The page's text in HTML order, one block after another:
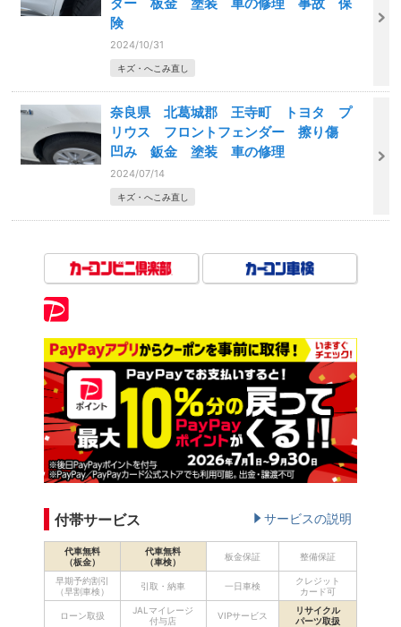
険
2024/10/31
キズ・へこみ直し
奈良県 北葛城郡 王寺町 トヨタ プ
リウス フロントフェンダー 擦り傷
凹み 鈑金 塗装 車の修理
2024/07/14
キズ・へこみ直し
付帯サービス サービスの説明
代車無料
（板金）
代車無料
（車検）
板金保証 整備保証
早期予約割引
（早割車検）
引取・納車 一日車検
クレジット
カード可
ローン取扱
JALマイレージ
付与店
VIPサービス
リサイクル
パーツ取扱